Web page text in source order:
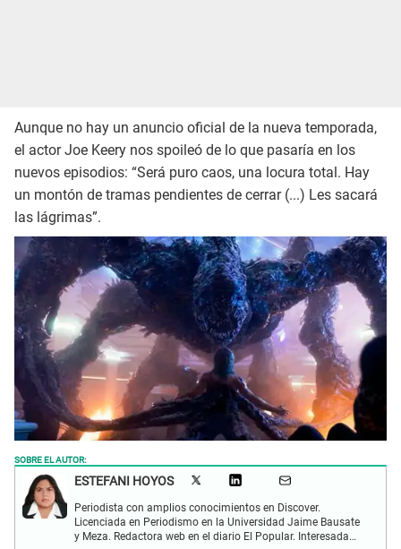
Aunque no hay un anuncio oficial de la nueva temporada,
el actor Joe Keery nos spoileó de lo que pasaría en los
nuevos episodios: “Será puro caos, una locura total. Hay
un montón de tramas pendientes de cerrar (...) Les sacará
las lágrimas”.
SOBRE EL AUTOR:
ESTEFANI HOYOS
Periodista con amplios conocimientos en Discover.
Licenciada en Periodismo en la Universidad Jaime Bausate
y Meza. Redactora web en el diario El Popular. Interesada